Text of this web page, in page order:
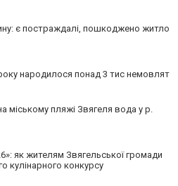
є постраждалі, пошкоджено житло
народилося понад 3 тис немовлят
міському пляжі Звягеля вода у р.
як жителям Звягельської громади
кулінарного конкурсу